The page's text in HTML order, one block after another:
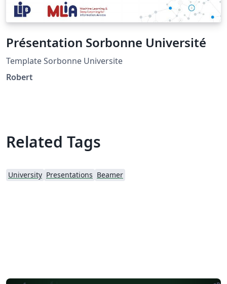
Présentation Sorbonne Université
Template Sorbonne Universite
Robert
Related Tags
University Presentations Beamer